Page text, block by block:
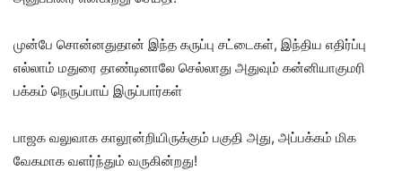
முன்பே சொன்னதுதான் இந்த கருப்பு சட்டைகள், இந்திய எதிர்ப்பு
எல்லாம் மதுரை தாண்டினாலே செல்லாது அதுவும் கன்னியாகுமரி
பக்கம் நெருப்பாய் இருப்பார்கள்
பாஜக வலுவாக காலூன்றியிருக்கும் பகுதி அது, அப்பக்கம் மிக
வேகமாக வளர்ந்தும் வருகின்றது!